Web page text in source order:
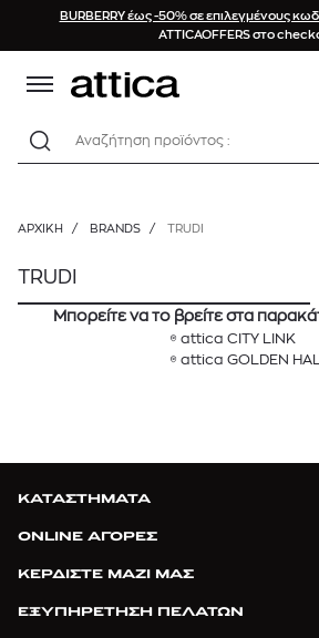
BURBERRY έως -50% σε επιλεγμένους
ATTICAOFFERS στο
Αναζήτηση προϊόντος :
ΑΡΧΙΚΉ / BRANDS / TRUDI
TRUDI
Μπορείτε να το βρείτε στα
attica CITY LINK
attica GOLDEN
ΚΑΤΑΣΤΗΜΑΤΑ
ONLINE ΑΓΟΡΕΣ
ΚΕΡΔΙΣΤΕ ΜΑΖΙ ΜΑΣ
ΕΞΥΠΗΡΕΤΗΣΗ ΠΕΛΑΤΩΝ